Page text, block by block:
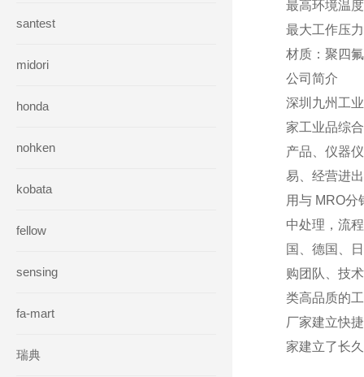
santest
midori
honda
nohken
kobata
fellow
sensing
fa-mart
瑞典
最高环境温
最大工作压
材质：聚四
公司简介
深圳九州工
家工业品综
产品、仪器
易、经营进
用与 MRO分
中处理，流
国、德国、
购团队、技
类高品质的
厂家建立快
家建立了长